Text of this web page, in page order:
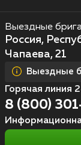
Выездные
Россия,
Чапаева, 21
Выездные
Горячая линия
8 (800)